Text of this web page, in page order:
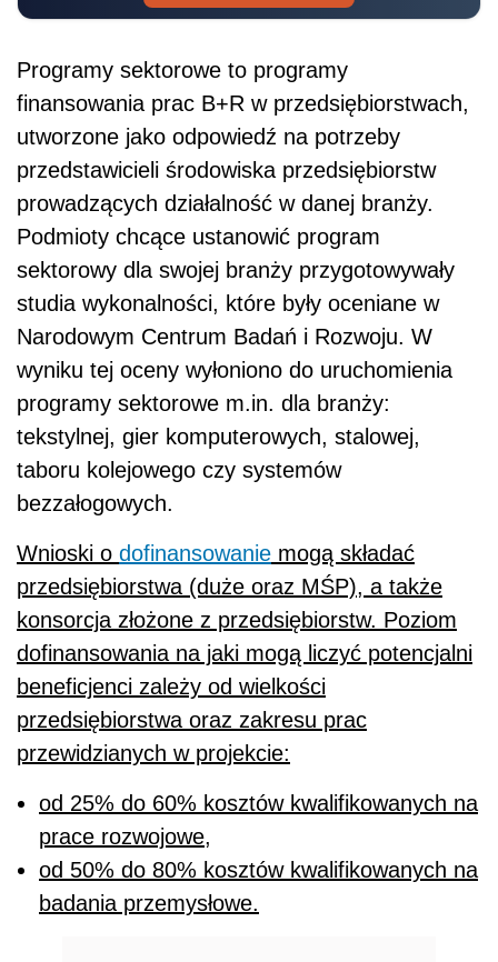
Programy sektorowe to programy
finansowania prac B+R w przedsiębiorstwach,
utworzone jako odpowiedź na potrzeby
przedstawicieli środowiska przedsiębiorstw
prowadzących działalność w danej branży.
Podmioty chcące ustanowić program
sektorowy dla swojej branży przygotowywały
studia wykonalności, które były oceniane w
Narodowym Centrum Badań i Rozwoju. W
wyniku tej oceny wyłoniono do uruchomienia
programy sektorowe m.in. dla branży:
tekstylnej, gier komputerowych, stalowej,
taboru kolejowego czy systemów
bezzałogowych.
Wnioski o dofinansowanie mogą składać
przedsiębiorstwa (duże oraz MŚP), a także
konsorcja złożone z przedsiębiorstw. Poziom
dofinansowania na jaki mogą liczyć potencjalni
beneficjenci zależy od wielkości
przedsiębiorstwa oraz zakresu prac
przewidzianych w projekcie:
od 25% do 60% kosztów kwalifikowanych na
prace rozwojowe,
od 50% do 80% kosztów kwalifikowanych na
badania przemysłowe.